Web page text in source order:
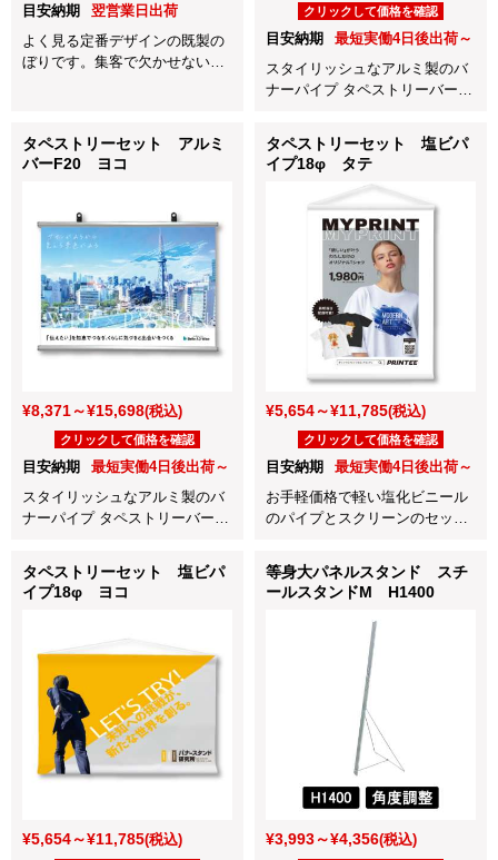
目安納期
翌営業日出荷
よく見る定番デザインの既製の
ぼりです。集客で欠かせないの
クリックして価格を確認
目安納期
最短実働4日後出荷～
スタイリッシュなアルミ製のバ
ナーパイプ タペストリーバー
展示会やイベントで大活躍しま
す！
タペストリーセット アルミ
バーF20 ヨコ
¥8,371～¥15,698(税込)
クリックして価格を確認
目安納期
最短実働4日後出荷～
スタイリッシュなアルミ製のバ
ナーパイプ タペストリーバー
展示会やイベントで大活躍しま
す！
タペストリーセット 塩ビパ
イプ18φ タテ
¥5,654～¥11,785(税込)
クリックして価格を確認
目安納期
最短実働4日後出荷～
お手軽価格で軽い塩化ビニール
のパイプとスクリーンのセット
大活躍します！
タペストリーセット 塩ビパ
イプ18φ ヨコ
¥5,654～¥11,785(税込)
等身大パネルスタンド スチ
ールスタンドM H1400
¥3,993～¥4,356(税込)